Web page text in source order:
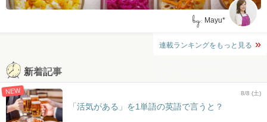
by: Mayu*
連載ランキングをもっと見る
新着記事
NEW 8/8 (土)
「活気がある」を1単語の英語で言うと？